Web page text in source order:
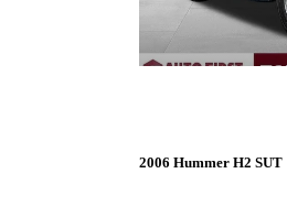
2006 Hummer H2 SUT